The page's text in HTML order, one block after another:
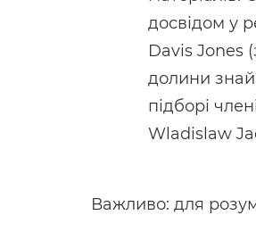
досвідом у
Davis Jones
долини
підборі
Wladislaw
Важливо: для